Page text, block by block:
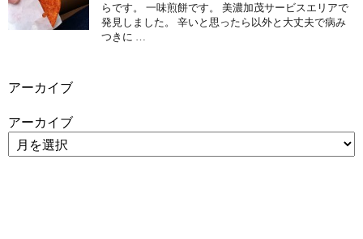
らです。 一味煎餅です。 美濃加茂サービスエリアで
発見しました。 辛いと思ったら以外と大丈夫で病み
つきに …
アーカイブ
アーカイブ